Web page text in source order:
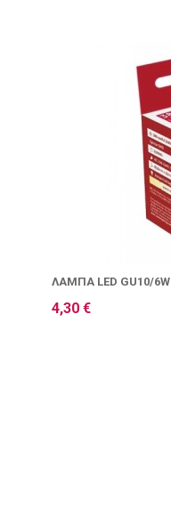
ΛΆΜΠΑ LED GU10/6W
4,30 €